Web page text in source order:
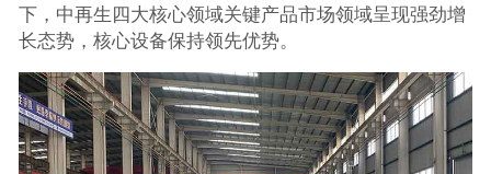
下，中再生四大核心领域关键产品市场领域呈现强劲增
长态势，核心设备保持领先优势。